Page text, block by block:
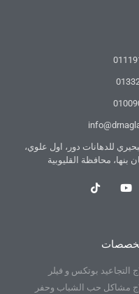
للدهانات دور، اول علوي،
بنها، محافظة القليوبية
التجاعيد بوتكس و فيلر
مشاكل حب الشباب وحفر